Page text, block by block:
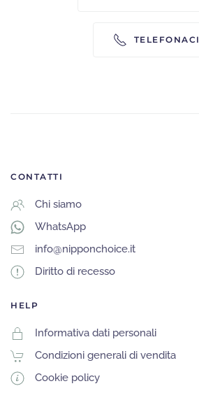
TELEFONACI
CONTATTI
Chi siamo
WhatsApp
info@nipponchoice.it
Diritto di recesso
HELP
Informativa dati personali
Condizioni generali di vendita
Cookie policy